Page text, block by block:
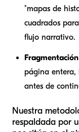
"mapas de
cuadrados
flujo narrativo.
página entera,
antes de
Nuestra
respaldada por